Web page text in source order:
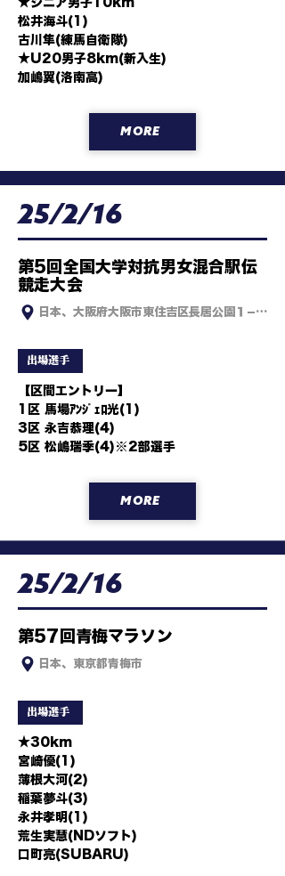
★シニア男子10km
松井海斗(1)
古川隼(練馬自衛隊)
★U20男子8km(新入生)
加嶋翼(洛南高)
MORE
25/2/16
第5回全国大学対抗男女混合駅伝
競走大会
日本、大阪府大阪市東住吉区長居公園１−１ ヤ
出場選手
【区間エントリー】
1区 馬場ｱﾝｼﾞｪﾛ光(1)
3区 永吉恭理(4)
5区 松嶋瑞季(4)※2部選手
MORE
25/2/16
第57回青梅マラソン
日本、東京都青梅市
出場選手
★30km
宮崎優(1)
薄根大河(2)
稲葉夢斗(3)
永井孝明(1)
荒生実慧(NDソフト)
口町亮(SUBARU)